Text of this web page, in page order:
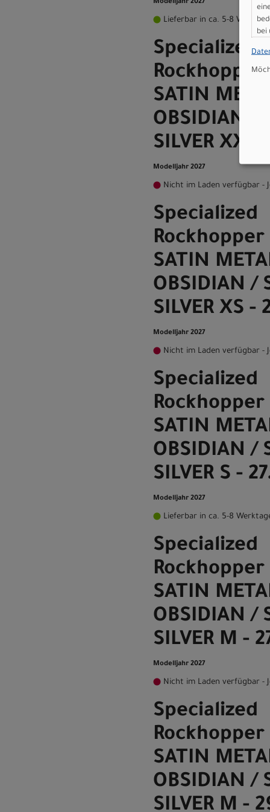
Modelljahr 2027
Lieferbar in ca. 5-8
Specialized
SATIN
OBSIDIAN /
SILVER XXS -
Modelljahr 2027
Nicht im Laden verfügbar -
Specialized
SATIN
OBSIDIAN /
SILVER XS -
Modelljahr 2027
Nicht im Laden verfügbar -
Specialized
SATIN
OBSIDIAN /
SILVER S -
Modelljahr 2027
Lieferbar in ca. 5-8
Specialized
SATIN
OBSIDIAN /
SILVER M -
Modelljahr 2027
Nicht im Laden verfügbar -
Specialized
SATIN
OBSIDIAN /
SILVER M -
bei